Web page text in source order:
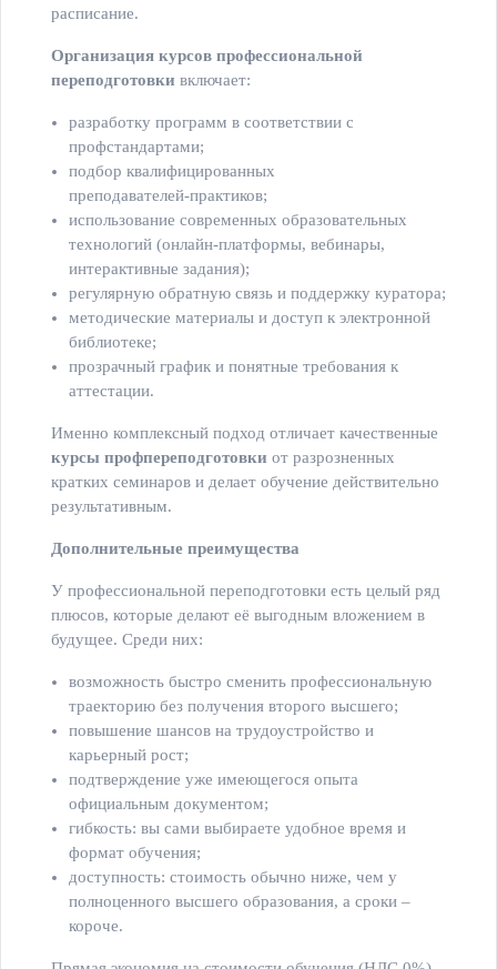
расписание.
Организация курсов профессиональной
переподготовки включает:
разработку программ в соответствии с
профстандартами;
подбор квалифицированных
преподавателей‑практиков;
использование современных образовательных
технологий (онлайн‑платформы, вебинары,
интерактивные задания);
регулярную обратную связь и поддержку куратора;
методические материалы и доступ к электронной
библиотеке;
прозрачный график и понятные требования к
аттестации.
Именно комплексный подход отличает качественные
курсы профпереподготовки от разрозненных
кратких семинаров и делает обучение действительно
результативным.
Дополнительные преимущества
У профессиональной переподготовки есть целый ряд
плюсов, которые делают её выгодным вложением в
будущее. Среди них:
возможность быстро сменить профессиональную
траекторию без получения второго высшего;
повышение шансов на трудоустройство и
карьерный рост;
подтверждение уже имеющегося опыта
официальным документом;
гибкость: вы сами выбираете удобное время и
формат обучения;
доступность: стоимость обычно ниже, чем у
полноценного высшего образования, а сроки –
короче.